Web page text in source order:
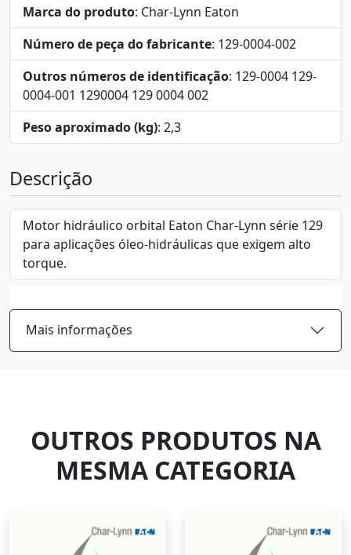
Marca do produto: Char-Lynn Eaton
Número de peça do fabricante: 129-0004-002
Outros números de identificação: 129-0004 129-
0004-001 1290004 129 0004 002
Peso aproximado (kg): 2,3
Descrição
Motor hidráulico orbital Eaton Char-Lynn série 129
para aplicações óleo-hidráulicas que exigem alto
torque.
Mais informações
OUTROS PRODUTOS NA
MESMA CATEGORIA